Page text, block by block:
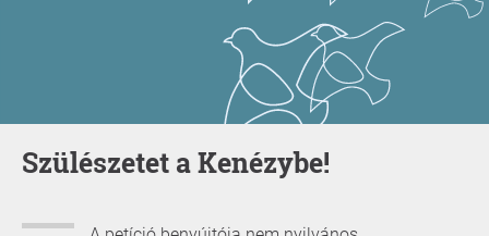
Szülészetet a Kenézybe!